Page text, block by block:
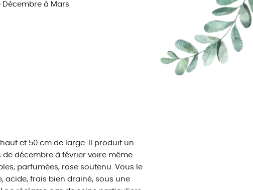
Décembre à Mars
et 50 cm de large. Il produit un
décembre à février voire même
parfumées, rose soutenu. Vous le
acide, frais bien drainé, sous une